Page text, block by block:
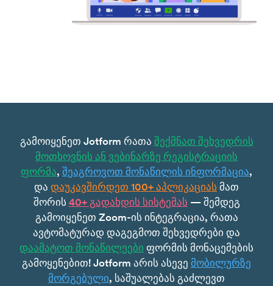
გამოიყენეთ Jotform რათა შექმნათ შეხვედრის
მოთხოვნის ან ვებინარზე რეგისტრაციის
ფორმა, შეაგროვოთ მონაწილის ინფორმაცია,
და დაუკავშირდეთ 100+ აპლიკაციას მათ
შორის 40+ გადახდის სისტემას — შემდეგ
გამოიყენეთ Zoom-ის ინტეგრაცია, რათა
ავტომატურად დაგეგმოთ შეხვედრები და
დაამატოთ მონაწილეები ფორმის მონაცემების
გამოყენებით! Jotform არის ასევე მობილურზე
მორგებული, საშუალებას გაძლევთ